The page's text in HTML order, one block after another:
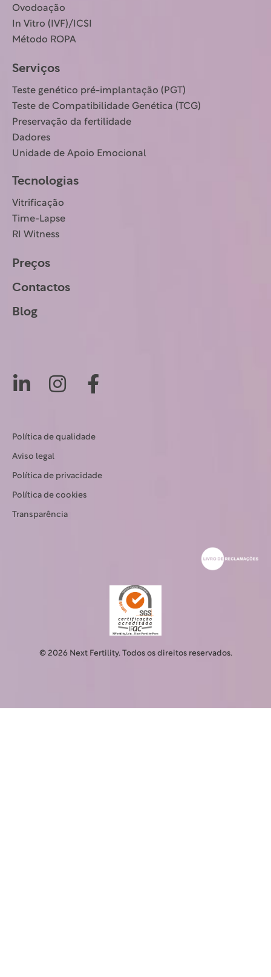
Ovodoação
In Vitro (IVF)/ICSI
Método ROPA
Serviços
Teste genético pré-implantação (PGT)
Teste de Compatibilidade Genética (TCG)
Preservação da fertilidade
Dadores
Unidade de Apoio Emocional
Tecnologias
Vitrificação
Time-Lapse
RI Witness
Preços
Contactos
Blog
Política de qualidade
Aviso legal
Política de privacidade
Política de cookies
Transparência
© 2026 Next Fertility. Todos os direitos reservados.